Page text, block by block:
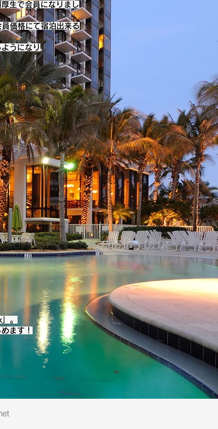
生で会員になりまし
価格にて宿泊出来る
うになり
。
ます！